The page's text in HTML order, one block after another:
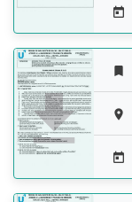




